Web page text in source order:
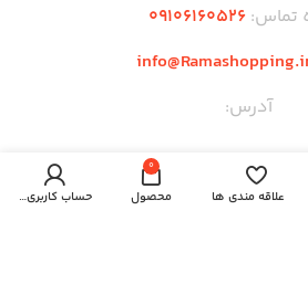
تماس: 09106160526
آدرس:
علاقه مندی ها
0
محصول حساب کاربری من